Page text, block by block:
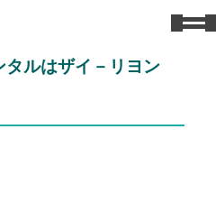
ルはザイ－リヨン